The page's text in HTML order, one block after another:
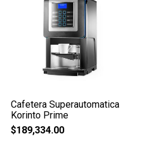
Cafetera Superautomatica
Korinto Prime
$189,334.00